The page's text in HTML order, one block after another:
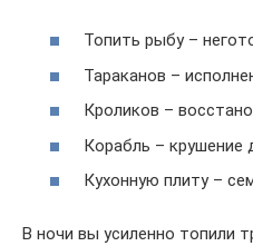
Топить рыбу –
Тараканов –
Кроликов –
Корабль – крушение
Кухонную плиту –
В ночи вы усиленно топили